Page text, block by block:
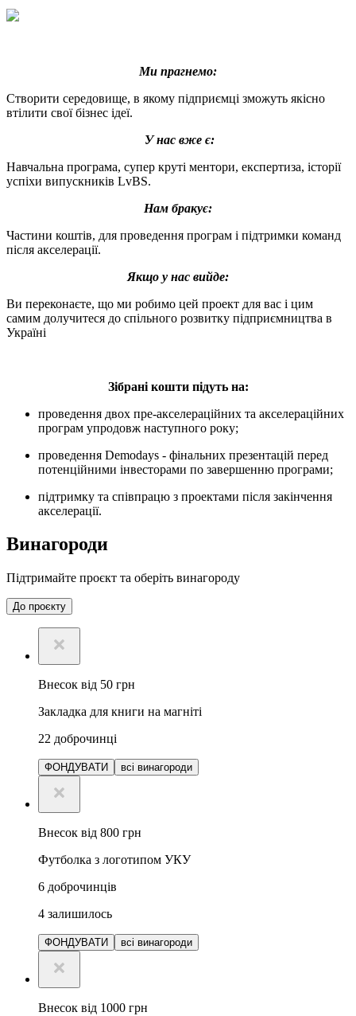
Ми прагнемо:
Створити середовище, в якому підприємці зможуть якісно
втілити свої бізнес ідеї.
У нас вже є:
Навчальна програма, супер круті ментори, експертиза, історії
успіхи випускників LvBS.
Нам бракує:
Частини коштів, для проведення програм і підтримки команд
після акселерації.
Якщо у нас вийде:
Ви переконаєте, що ми робимо цей проект для вас і цим
самим долучитеся до спільного розвитку підприємництва в
Україні
Зібрані кошти підуть на:
проведення двох пре-акселераційних та акселераційних
програм упродовж наступного року;
проведення Demodays - фінальних презентацій перед
потенційними інвесторами по завершенню програми;
підтримку та співпрацю з проектами після закінчення
акселерації.
Винагороди
Підтримайте проєкт та оберіть винагороду
До проєкту
Внесок від 50 грн
Закладка для книги на магніті
22 доброчинці
ФОНДУВАТИ всі винагороди
Внесок від 800 грн
Футболка з логотипом УКУ
6 доброчинців
4 залишилось
ФОНДУВАТИ всі винагороди
Внесок від 1000 грн